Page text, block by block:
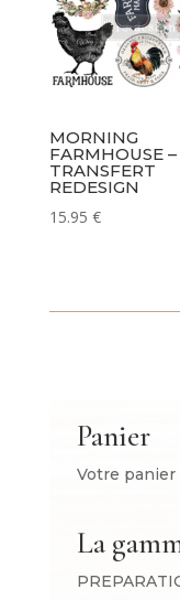
MORNING
FARMHOUSE –
TRANSFERT
REDESIGN
15.95 €
Panier
Votre panier
La